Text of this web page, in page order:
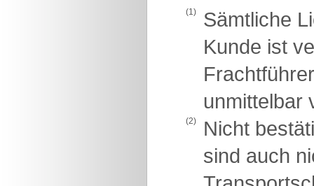
(1)
Sämtliche
Kunde ist
unmittelbar
(2)
Nicht
sind auch